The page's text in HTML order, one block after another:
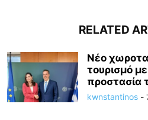
RELATED
Νέο
τουρισμό
προστασία
kwnstantinos -